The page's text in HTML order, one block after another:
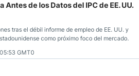
Antes de los Datos del IPC de EE. UU.
tras el débil informe de empleo de EE. UU. y
como próximo foco del mercado.
GMT0